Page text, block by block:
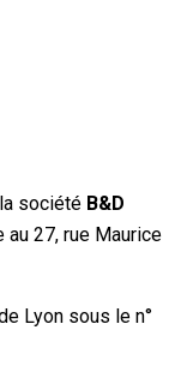
société B&D
27, rue Maurice
Lyon sous le n°